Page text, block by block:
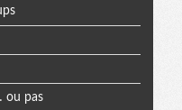
ou pas